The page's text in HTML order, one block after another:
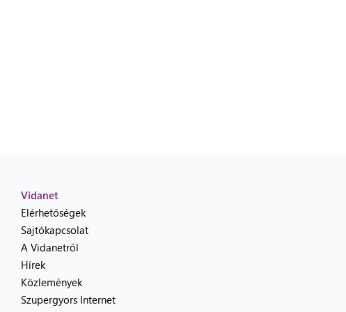
Vidanet
Elérhetőségek
Sajtókapcsolat
A Vidanetről
Hírek
Közlemények
Szupergyors Internet